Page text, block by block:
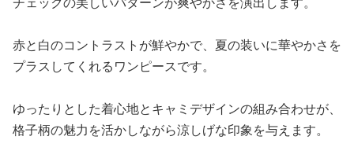
赤と白のコントラストが鮮やかで、夏の装いに華やかさを
プラスしてくれるワンピースです。
ゆったりとした着心地とキャミデザインの組み合わせが、
格子柄の魅力を活かしながら涼しげな印象を与えます。